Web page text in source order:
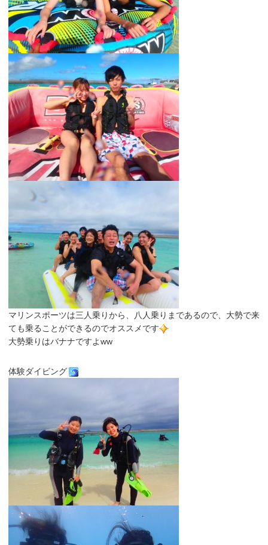
マリンスポーツは三人乗りから、八人乗りまであるので、大勢で来
ても乗ることができるのでオススメです
大勢乗りはバナナですよww
体験ダイビング